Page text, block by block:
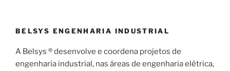
BELSYS ENGENHARIA INDUSTRIAL
A Belsys ® desenvolve e coordena projetos de
engenharia industrial, nas áreas de engenharia elétrica,